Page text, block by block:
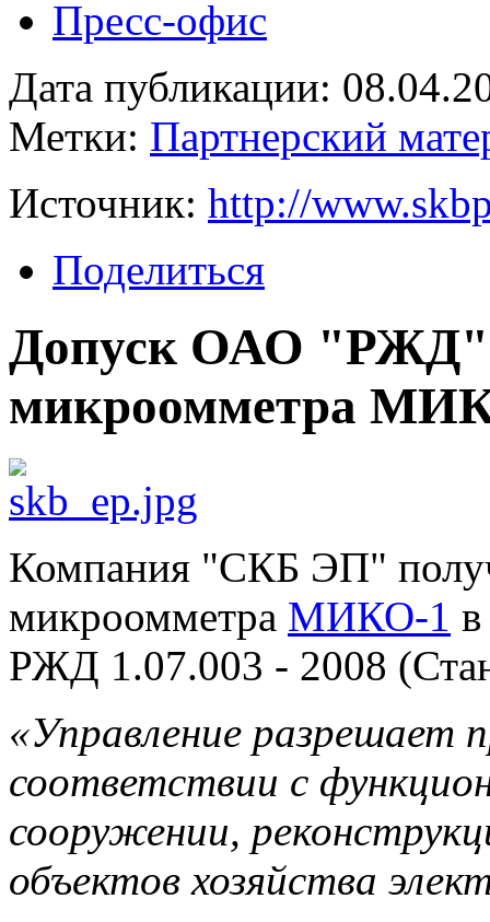
Пресс-офис
Дата публикации:
Метки: Партнерский
Источник: http://
Поделиться
Допуск ОАО "РЖД"
микроомметра
Компания "СКБ ЭП"
микроомметра МИКО-1
РЖД 1.07.003 - 2008
«Управление разрешает
соответствии с
сооружении,
объектов хозяйства